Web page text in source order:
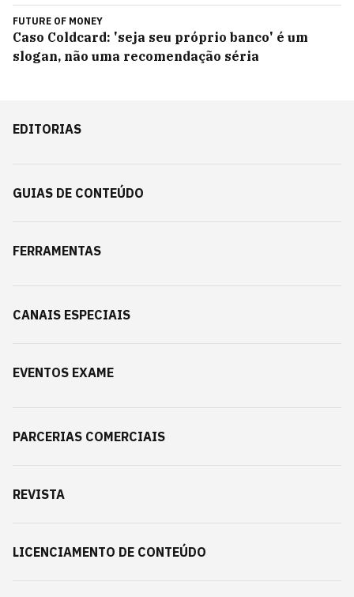
FUTURE OF MONEY
Caso Coldcard: 'seja seu próprio banco' é um
slogan, não uma recomendação séria
EDITORIAS
GUIAS DE CONTEÚDO
FERRAMENTAS
CANAIS ESPECIAIS
EVENTOS EXAME
PARCERIAS COMERCIAIS
REVISTA
LICENCIAMENTO DE CONTEÚDO